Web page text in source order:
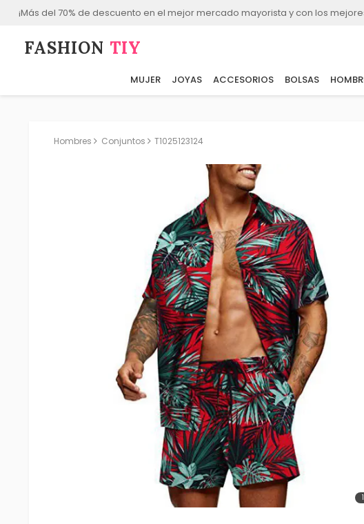
¡Más del 70% de descuento en el mejor mercado mayorista y con los
FASHION⁠ TIY
MUJER JOYAS ACCESORIOS BOLSAS
Hombres Conjuntos T1025123124
1